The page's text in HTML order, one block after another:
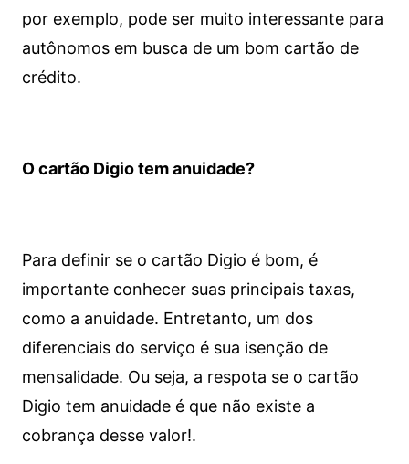
por exemplo, pode ser muito interessante para
autônomos em busca de um bom cartão de
crédito.
O cartão Digio tem anuidade?
Para definir se o cartão Digio é bom, é
importante conhecer suas principais taxas,
como a anuidade. Entretanto, um dos
diferenciais do serviço é sua isenção de
mensalidade. Ou seja, a respota se o cartão
Digio tem anuidade é que não existe a
cobrança desse valor!.